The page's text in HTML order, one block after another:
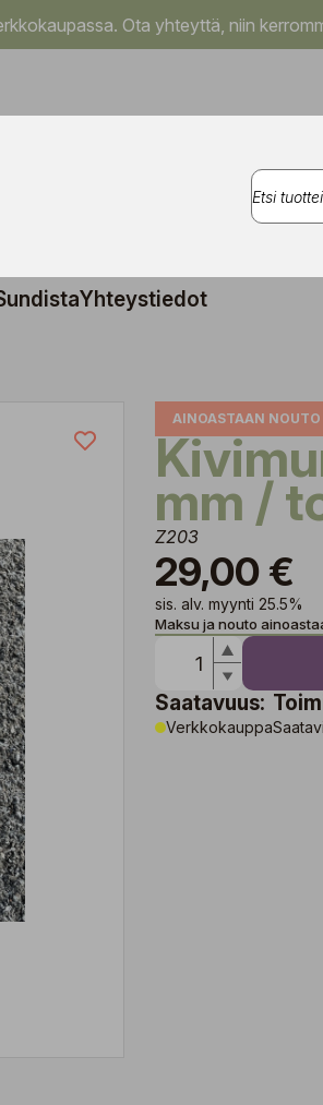
Ota yhteyttä, niin
Yhteystiedot
AINOASTAAN NOUTO
Kivimurske 0-16
mm /
Z203
29,00 €
sis. alv. myynti 25.5%
Maksu ja nouto
Saatavuus:
Verkkokauppa